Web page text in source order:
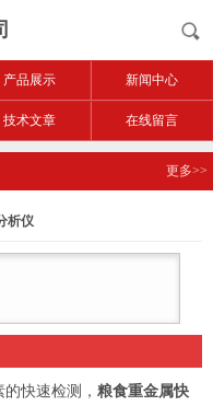
产品展示 新闻中心
技术文章 在线留言
更多>>
析仪
快速检测， 粮食重金属快